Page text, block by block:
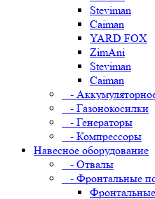
Steviman
Caiman
YARD FOX
ZimAni
Steviman
Caiman
-
- Газонокосилки
- Генераторы
- Компрессоры
Навесное оборудование
- Отвалы
- Фронтальные